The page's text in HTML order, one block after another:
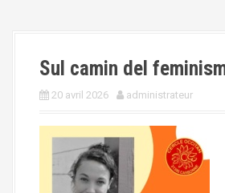
Sul camin del
20 avril 2026 administrateur